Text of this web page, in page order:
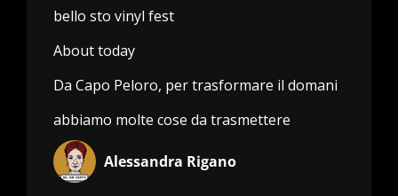
bello sto vinyl fest
About today
Da Capo Peloro, per trasformare il domani
abbiamo molte cose da trasmettere
Alessandra Rigano